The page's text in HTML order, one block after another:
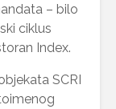
– bilo
ciklus
Index.
SCRI